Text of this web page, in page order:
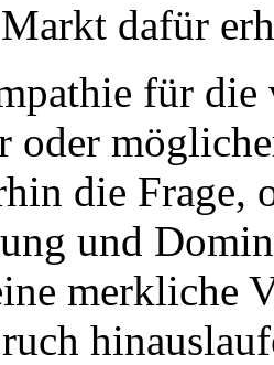
dafür
für
oder
die Frage,
und
merkliche